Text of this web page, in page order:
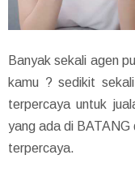
Banyak sekali agen
kamu ? sedikit
terpercaya untuk
yang ada di BATANG
terpercaya.